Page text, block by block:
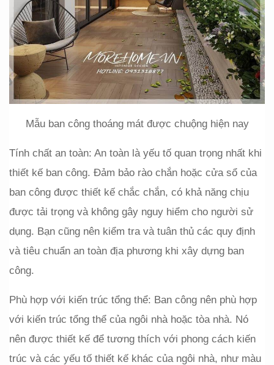
Mẫu ban công thoáng mát được chuộng hiện nay
Tính chất an toàn: An toàn là yếu tố quan trọng nhất khi
thiết kế ban công. Đảm bảo rào chắn hoặc cửa sổ của
ban công được thiết kế chắc chắn, có khả năng chịu
được tải trọng và không gây nguy hiểm cho người sử
dụng. Bạn cũng nên kiểm tra và tuân thủ các quy định
và tiêu chuẩn an toàn địa phương khi xây dựng ban
công.
Phù hợp với kiến trúc tổng thể: Ban công nên phù hợp
với kiến trúc tổng thể của ngôi nhà hoặc tòa nhà. Nó
nên được thiết kế để tương thích với phong cách kiến
trúc và các yếu tố thiết kế khác của ngôi nhà, như màu